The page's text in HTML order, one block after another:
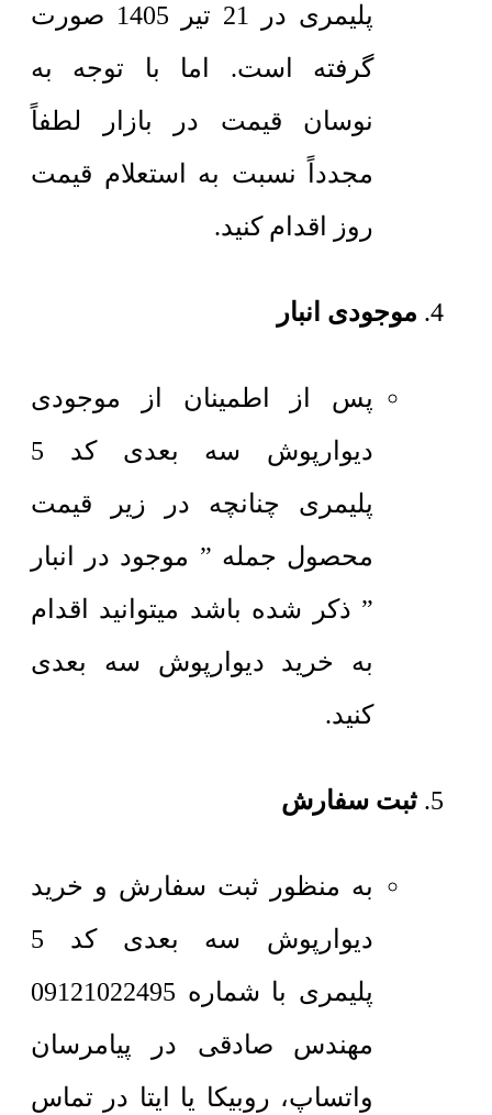
پلیمری در 21 تیر 1405 صورت
گرفته است. اما با توجه به
نوسان قیمت در بازار لطفاً
مجدداً نسبت به استعلام قیمت
روز اقدام کنید.
موجودی انبار
پس از اطمینان از موجودی
دیوارپوش سه بعدی کد 5
پلیمری چنانچه در زیر قیمت
محصول جمله ” موجود در انبار
” ذکر شده باشد میتوانید اقدام
به خرید دیوارپوش سه بعدی
کنید.
ثبت سفارش
به منظور ثبت سفارش و خرید
دیوارپوش سه بعدی کد 5
پلیمری با شماره 09121022495
مهندس صادقی در پیامرسان
واتساپ، روبیکا یا ایتا در تماس